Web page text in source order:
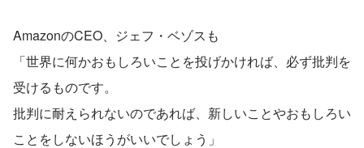
AmazonのCEO、ジェフ・ベゾスも
「世界に何かおもしろいことを投げかければ、必ず批判を
受けるものです。
批判に耐えられないのであれば、新しいことやおもしろい
ことをしないほうがいいでしょう」